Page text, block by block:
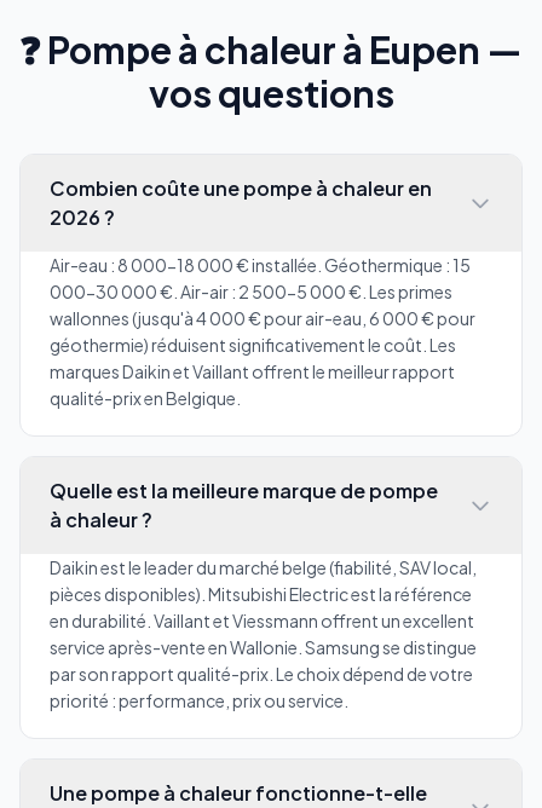
❓ Pompe à chaleur à Eupen —
vos questions
Combien coûte une pompe à chaleur en
2026 ?
Air-eau : 8 000-18 000 € installée. Géothermique : 15
000-30 000 €. Air-air : 2 500-5 000 €. Les primes
wallonnes (jusqu'à 4 000 € pour air-eau, 6 000 € pour
géothermie) réduisent significativement le coût. Les
marques Daikin et Vaillant offrent le meilleur rapport
qualité-prix en Belgique.
Quelle est la meilleure marque de pompe
à chaleur ?
Daikin est le leader du marché belge (fiabilité, SAV local,
pièces disponibles). Mitsubishi Electric est la référence
en durabilité. Vaillant et Viessmann offrent un excellent
service après-vente en Wallonie. Samsung se distingue
par son rapport qualité-prix. Le choix dépend de votre
priorité : performance, prix ou service.
Une pompe à chaleur fonctionne-t-elle